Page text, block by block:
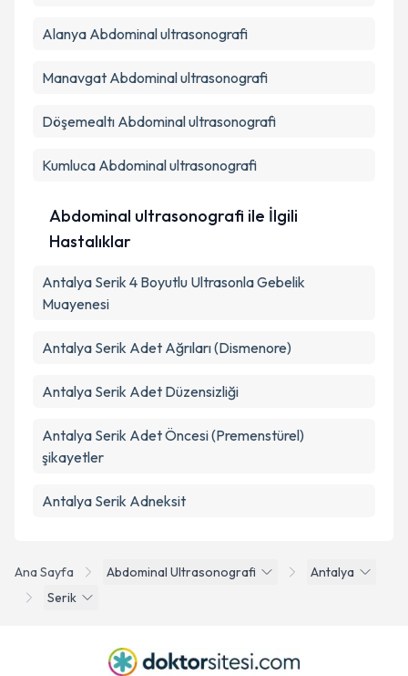
Ana Sayfa Abdominal Ultrasonografi
Antalya
Serik
Alanya Abdominal ultrasonografi
Manavgat Abdominal ultrasonografi
Döşemealtı Abdominal ultrasonografi
Kumluca Abdominal ultrasonografi
Abdominal ultrasonografi ile İlgili
Hastalıklar
Antalya Serik 4 Boyutlu Ultrasonla Gebelik
Muayenesi
Antalya Serik Adet Ağrıları (Dismenore)
Antalya Serik Adet Düzensizliği
Antalya Serik Adet Öncesi (Premenstürel)
şikayetler
Antalya Serik Adneksit